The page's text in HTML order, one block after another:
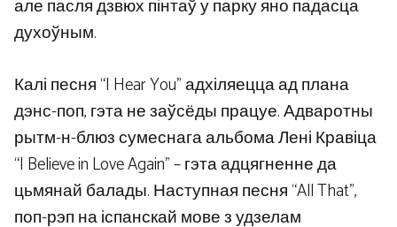
але пасля дзвюх пінтаў у парку яно падасца
духоўным.
Калі песня “I Hear You” адхіляецца ад плана
дэнс-поп, гэта не заўсёды працуе. Адваротны
рытм-н-блюз сумеснага альбома Лені Кравіца
“I Believe in Love Again” – гэта адцягненне да
цьмянай балады. Наступная песня “All That”,
поп-рэп на іспанскай мове з удзелам